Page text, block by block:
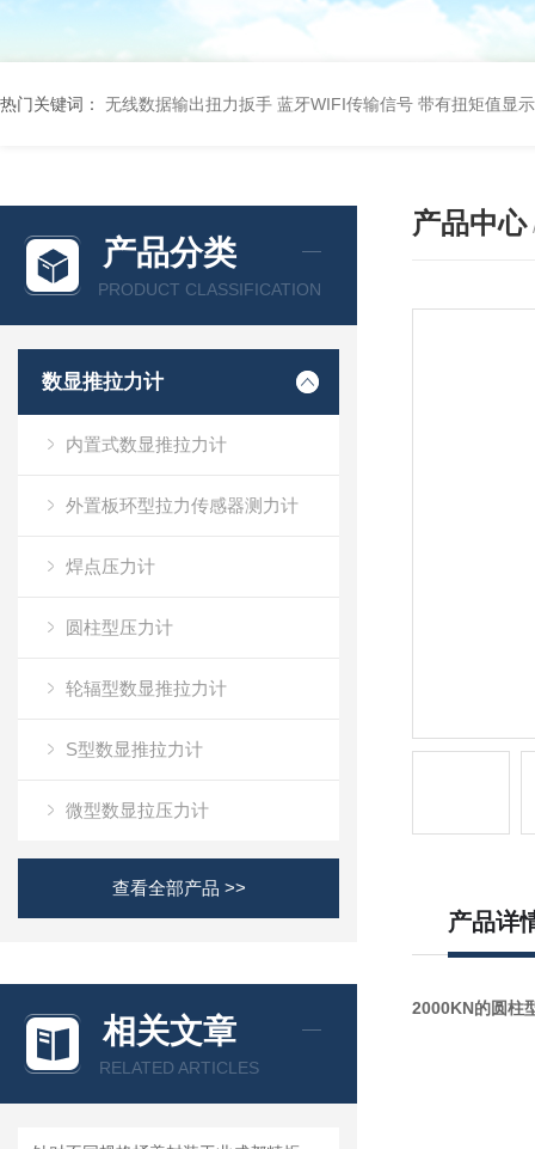
热门关键词： 无线数据输出扭力扳手 蓝牙WIFI传输信号 带有扭矩值显
产品分类
PRODUCT CLASSIFICATION
数显推拉力计
内置式数显推拉力计
外置板环型拉力传感器测力计
焊点压力计
圆柱型压力计
轮辐型数显推拉力计
S型数显推拉力计
微型数显拉压力计
查看全部产品 >>
相关文章
RELATED ARTICLES
产品中心
产品详
2000KN的圆柱